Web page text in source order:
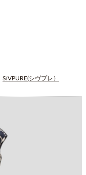
SiVPURE(シヴプレ）